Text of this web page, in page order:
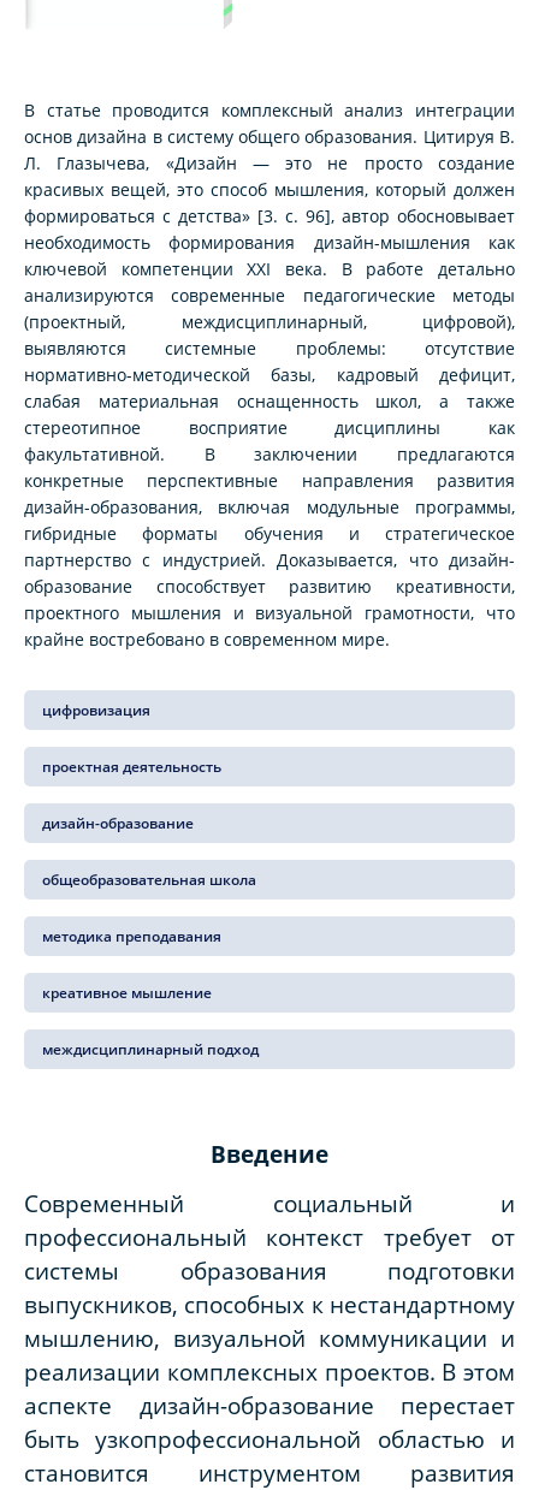
В статье проводится комплексный анализ интеграции
основ дизайна в систему общего образования. Цитируя В.
Л. Глазычева, «Дизайн — это не просто создание
красивых вещей, это способ мышления, который должен
формироваться с детства» [3. с. 96], автор обосновывает
необходимость формирования дизайн-мышления как
ключевой компетенции XXI века. В работе детально
анализируются современные педагогические методы
(проектный, междисциплинарный, цифровой),
выявляются системные проблемы: отсутствие
нормативно-методической базы, кадровый дефицит,
слабая материальная оснащенность школ, а также
стереотипное восприятие дисциплины как
факультативной. В заключении предлагаются
конкретные перспективные направления развития
дизайн-образования, включая модульные программы,
гибридные форматы обучения и стратегическое
партнерство с индустрией. Доказывается, что дизайн-
образование способствует развитию креативности,
проектного мышления и визуальной грамотности, что
крайне востребовано в современном мире.
цифровизация
проектная деятельность
дизайн-образование
общеобразовательная школа
методика преподавания
креативное мышление
междисциплинарный подход
Введение
Современный социальный и
профессиональный контекст требует от
системы образования подготовки
выпускников, способных к нестандартному
мышлению, визуальной коммуникации и
реализации комплексных проектов. В этом
аспекте дизайн-образование перестает
быть узкопрофессиональной областью и
становится инструментом развития